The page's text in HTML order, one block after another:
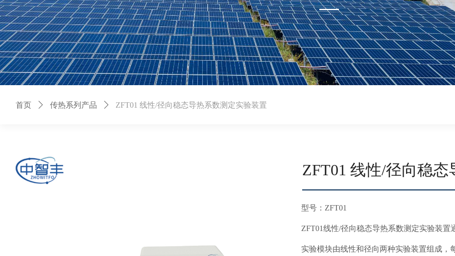
—
首页 ꄲ 传热系列产品 ꄲ ZFT01 线性/径向稳态导热系数测定实验装置
ZFT01 线性/径向稳
型号：ZFT01
ZFT01线性/径向稳态导热系数测定实验装
实验模块由线性和径向两种实验装置组成